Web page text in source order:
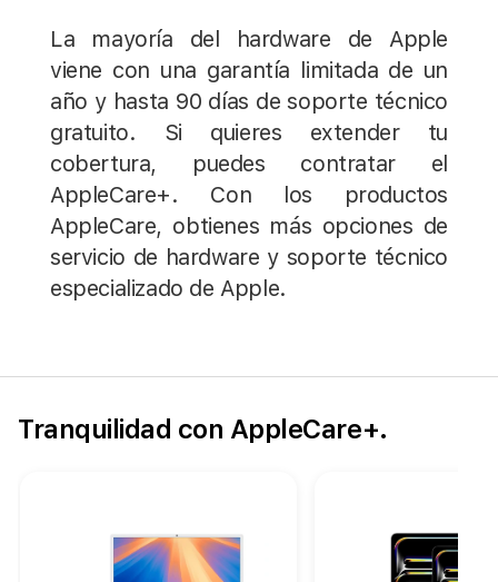
La mayoría del hardware de Apple
viene con una garantía limitada de un
año y hasta 90 días de soporte técnico
gratuito. Si quieres extender tu
cobertura, puedes contratar el
AppleCare+. Con los productos
AppleCare, obtienes más opciones de
servicio de hardware y soporte técnico
especializado de Apple.
Tranquilidad con AppleCare+.